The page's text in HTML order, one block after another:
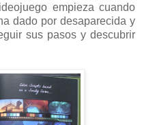
empieza cuando
dado por desaparecida y
sus pasos y descubrir